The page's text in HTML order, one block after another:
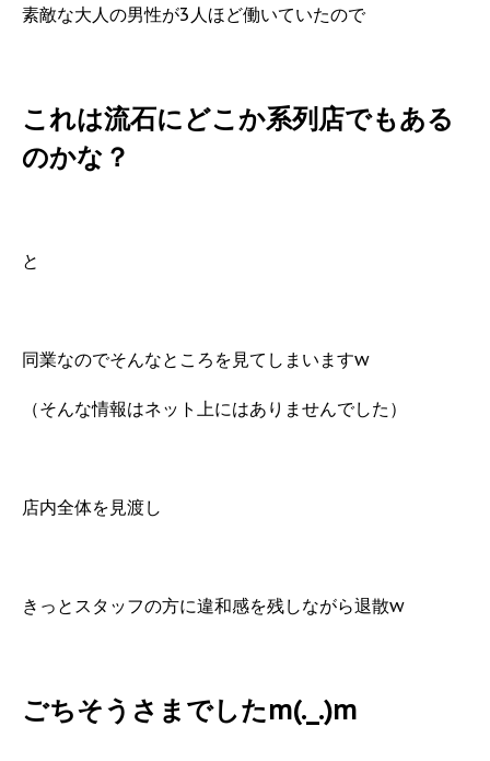
素敵な大人の男性が3人ほど働いていたので
これは流石にどこか系列店でもある
のかな？
と
同業なのでそんなところを見てしまいますw
（そんな情報はネット上にはありませんでした）
店内全体を見渡し
きっとスタッフの方に違和感を残しながら退散w
ごちそうさまでしたm(._.)m